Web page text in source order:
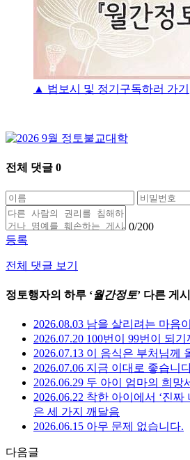
▲ 법보시 및 정기구독하러 가기
전체 댓글 0
0/200
등록
전체 댓글 보기
정토행자의 하루 ‘월간정토’ 다른 게
2026.08.03 남을 살리려는 마음
2026.07.20 100번이 99번이 되기
2026.07.13 이 음식은 부처님께
2026.07.06 지금 이대로 좋습니
2026.06.29 두 아이 엄마의 희망
2026.06.22 착한 아이에서 ‘진
은 세 가지 깨달음
2026.06.15 아무 문제 없습니다.
다음글